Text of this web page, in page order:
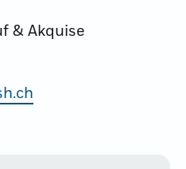
& Akquise